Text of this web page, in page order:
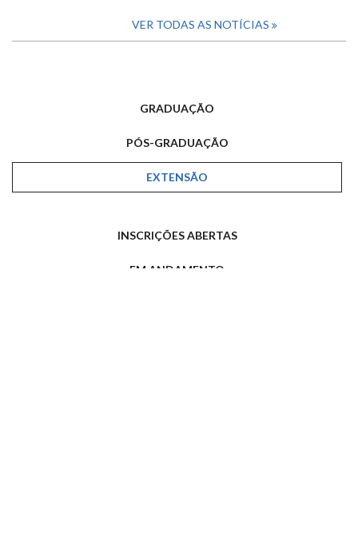
VER TODAS AS NOTÍCIAS
GRADUAÇÃO
PÓS-GRADUAÇÃO
EXTENSÃO
INSCRIÇÕES ABERTAS
EM ANDAMENTO